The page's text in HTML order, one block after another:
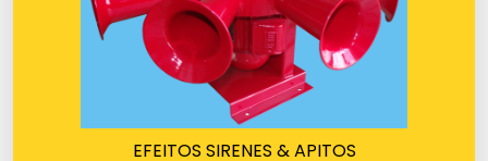
EFEITOS SIRENES & APITOS